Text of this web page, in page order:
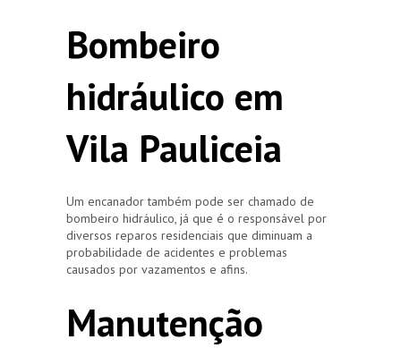
Bombeiro
hidráulico em
Vila Pauliceia
Um encanador também pode ser chamado de
bombeiro hidráulico, já que é o responsável por
diversos reparos residenciais que diminuam a
probabilidade de acidentes e problemas
causados por vazamentos e afins.
Manutenção